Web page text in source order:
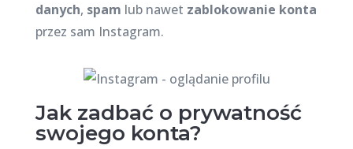
danych, spam lub nawet zablokowanie konta
przez sam Instagram.
Jak zadbać o prywatność
swojego konta?